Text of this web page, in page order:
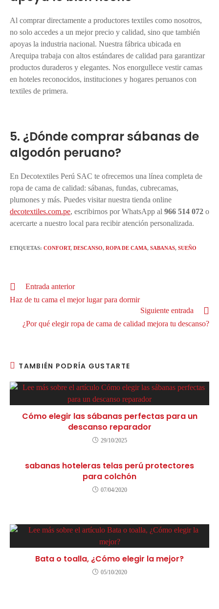
Al comprar directamente a productores textiles como nosotros,
no solo accedes a un mejor precio y calidad, sino que también
apoyas la industria nacional. Nuestra fábrica ubicada en
Arequipa trabaja con altos estándares de calidad para garantizar
productos duraderos y elegantes. Nos enorgullece vestir camas
en hoteles reconocidos, instituciones y hogares peruanos con
textiles de primera.
5. ¿Dónde comprar sábanas de
algodón peruano?
En Decotextiles Perú SAC te ofrecemos una línea completa de
ropa de cama de calidad: sábanas, fundas, cubrecamas,
plumones y más. Puedes visitar nuestra tienda online
decotextiles.com.pe, escribirnos por WhatsApp al 966 514 072 o
acercarte a nuestro local para recibir atención personalizada.
ETIQUETAS: CONFORT, DESCANSO, ROPA DE CAMA, SABANAS, SUEÑO
Entrada anterior
Haz de tu cama el mejor lugar para dormir
Siguiente entrada
¿Por qué elegir ropa de cama de calidad mejora tu descanso?
TAMBIÉN PODRÍA GUSTARTE
Cómo elegir las sábanas perfectas para un
descanso reparador
29/10/2025
sabanas hoteleras telas perú protectores
para colchón
07/04/2020
Bata o toalla, ¿Cómo elegir la mejor?
05/10/2020